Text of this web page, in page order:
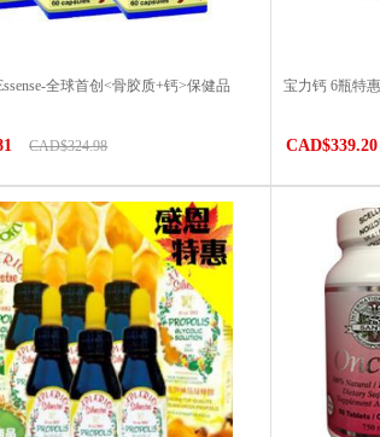
全球首创<骨胶质+钙>保健品
CAD$324.98
宝力钙 6瓶特
CAD$339.20